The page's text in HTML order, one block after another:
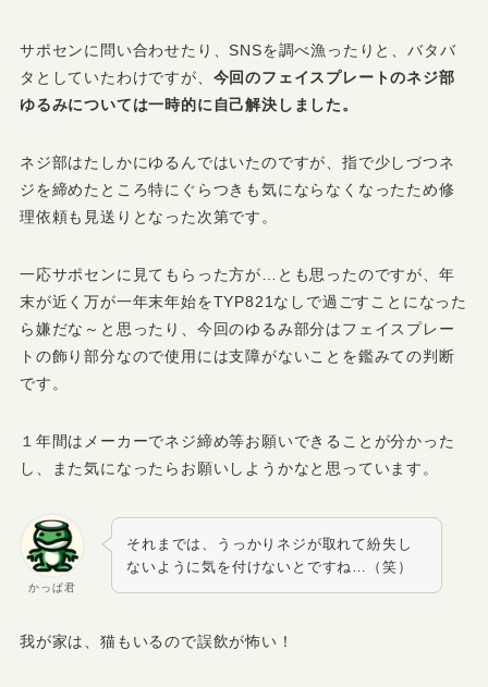
サポセンに問い合わせたり、SNSを調べ漁ったりと、バタバ
タとしていたわけですが、 今回のフェイスプレートのネジ部
ゆるみについては一時的に自己解決しました。
ネジ部はたしかにゆるんではいたのですが、指で少しづつネ
ジを締めたところ特にぐらつきも気にならなくなったため修
理依頼も見送りとなった次第です。
一応サポセンに見てもらった方が…とも思ったのですが、年
末が近く万が一年末年始をTYP821なしで過ごすことになった
ら嫌だな～と思ったり、今回のゆるみ部分はフェイスプレー
トの飾り部分なので使用には支障がないことを鑑みての判断
です。
１年間はメーカーでネジ締め等お願いできることが分かった
し、また気になったらお願いしようかなと思っています。
かっぱ君
それまでは、うっかりネジが取れて紛失し
ないように気を付けないとですね…（笑）
我が家は、猫もいるので誤飲が怖い！